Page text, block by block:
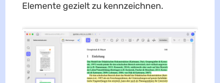
Elemente gezielt zu kennzeichnen.